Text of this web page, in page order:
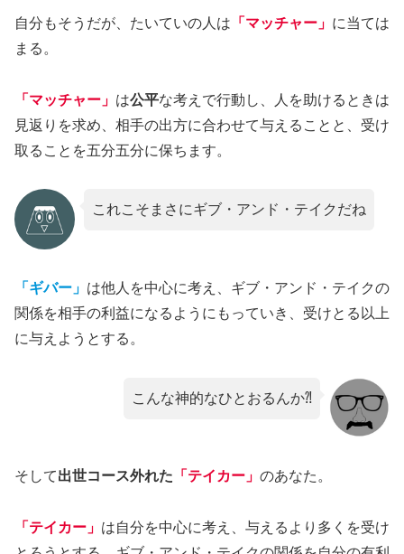
自分もそうだが、たいていの人は 「マッチャー」 に当ては
まる。
「マッチャー」 は公平な考えで行動し、人を助けるときは
見返りを求め、相手の出方に合わせて与えることと、受け
取ることを五分五分に保ちます。
これこそまさにギブ・アンド・テイクだね
「ギバー」 は他人を中心に考え、ギブ・アンド・テイクの
関係を相手の利益になるようにもっていき、受けとる以上
に与えようとする。
こんな神的なひとおるんか⁈
そして出世コース外れた 「テイカー」 のあなた。
「テイカー」 は自分を中心に考え、与えるより多くを受け